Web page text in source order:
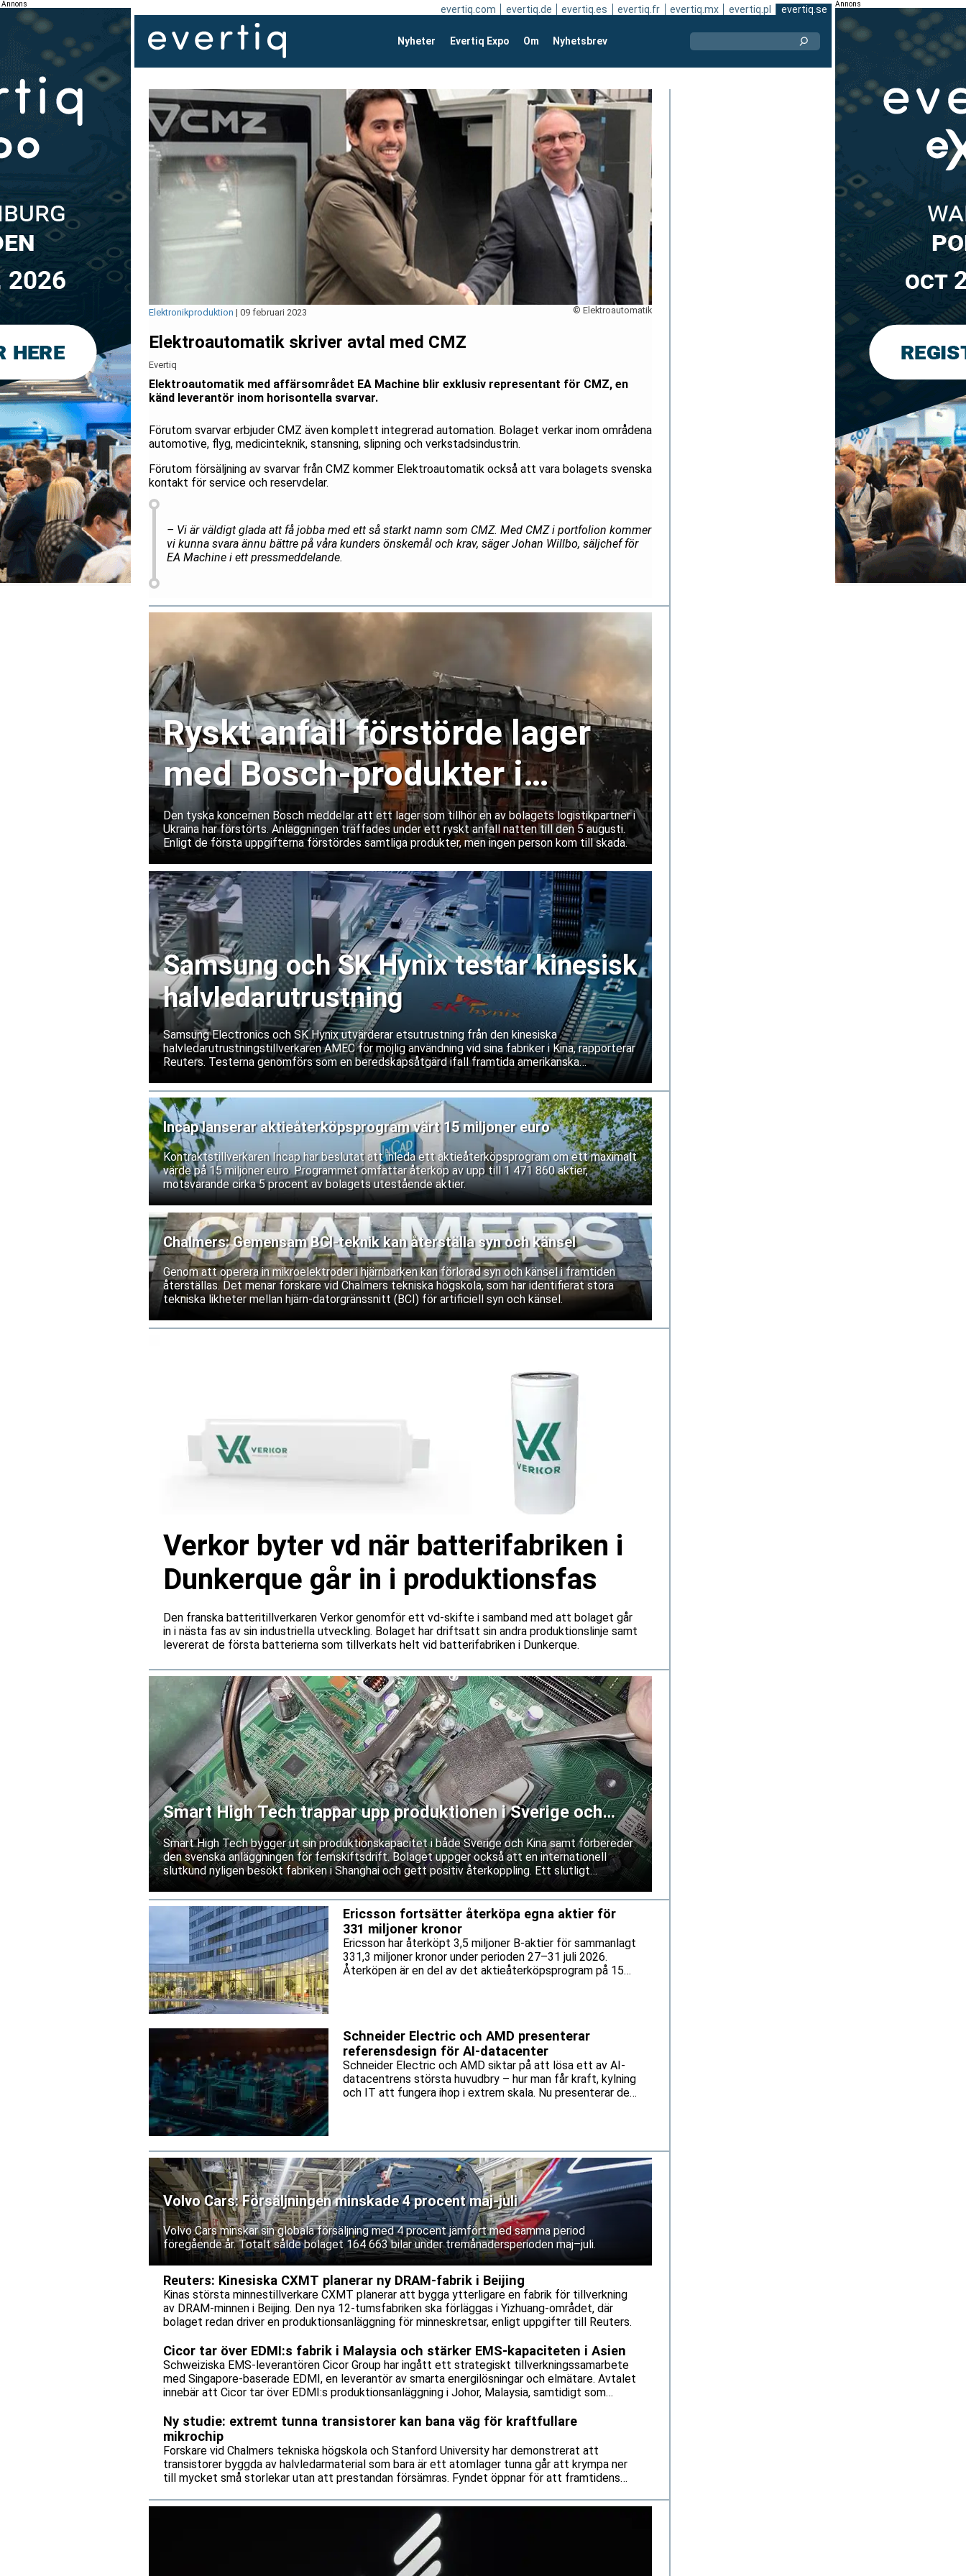
Annons evertiq.com evertiq.de evertiq.es evertiq.fr evertiq.mx evertiq.pl evertiq.se
Nyheter Evertiq Expo Om Nyhetsbrev
© Elektroautomatik
Elektronikproduktion | 09 februari 2023
Elektroautomatik skriver avtal med CMZ
Evertiq
Elektroautomatik med affärsområdet EA Machine blir exklusiv representant för CMZ, en
känd leverantör inom horisontella svarvar.
Förutom svarvar erbjuder CMZ även komplett integrerad automation. Bolaget verkar inom områdena
automotive, flyg, medicinteknik, stansning, slipning och verkstadsindustrin.
Förutom försäljning av svarvar från CMZ kommer Elektroautomatik också att vara bolagets svenska
kontakt för service och reservdelar.
– Vi är väldigt glada att få jobba med ett så starkt namn som CMZ. Med CMZ i portfolion kommer
vi kunna svara ännu bättre på våra kunders önskemål och krav, säger Johan Willbo, säljchef för
EA Machine i ett pressmeddelande.
Ryskt anfall förstörde lager
med Bosch-produkter i
Ukraina
Den tyska koncernen Bosch meddelar att ett lager som tillhör en av bolagets logistikpartner i
Ukraina har förstörts. Anläggningen träffades under ett ryskt anfall natten till den 5 augusti.
Enligt de första uppgifterna förstördes samtliga produkter, men ingen person kom till skada.
Samsung och SK Hynix testar kinesisk
halvledarutrustning
Samsung Electronics och SK Hynix utvärderar etsutrustning från den kinesiska
halvledarutrustningstillverkaren AMEC för möjlig användning vid sina fabriker i Kina, rapporterar
Reuters. Testerna genomförs som en beredskapsåtgärd ifall framtida amerikanska
exportrestriktioner skulle försvåra service och underhåll av västerländsk utrustning. Båda
bolagen tillbakavisar dock uppgifterna.
Incap lanserar aktieåterköpsprogram värt 15 miljoner euro
Kontraktstillverkaren Incap har beslutat att inleda ett aktieåterköpsprogram om ett maximalt
värde på 15 miljoner euro. Programmet omfattar återköp av upp till 1 471 860 aktier,
motsvarande cirka 5 procent av bolagets utestående aktier.
Chalmers: Gemensam BCI-teknik kan återställa syn och känsel
Genom att operera in mikroelektroder i hjärnbarken kan förlorad syn och känsel i framtiden
återställas. Det menar forskare vid Chalmers tekniska högskola, som har identifierat stora
tekniska likheter mellan hjärn-datorgränssnitt (BCI) för artificiell syn och känsel.
Verkor byter vd när batterifabriken i
Dunkerque går in i produktionsfas
Den franska batteritillverkaren Verkor genomför ett vd-skifte i samband med att bolaget går
in i nästa fas av sin industriella utveckling. Bolaget har driftsatt sin andra produktionslinje samt
levererat de första batterierna som tillverkats helt vid batterifabriken i Dunkerque.
Smart High Tech trappar upp produktionen i Sverige och
Kina
Smart High Tech bygger ut sin produktionskapacitet i både Sverige och Kina samt förbereder
den svenska anläggningen för femskiftsdrift. Bolaget uppger också att en internationell
slutkund nyligen besökt fabriken i Shanghai och gett positiv återkoppling. Ett slutligt
leverantörsgodkännande inväntas dock fortfarande.
Ericsson fortsätter återköpa egna aktier för
331 miljoner kronor
Ericsson har återköpt 3,5 miljoner B-aktier för sammanlagt
331,3 miljoner kronor under perioden 27–31 juli 2026.
Återköpen är en del av det aktieåterköpsprogram på 15
Schneider Electric och AMD presenterar
referensdesign för AI-datacenter
Schneider Electric och AMD siktar på att lösa ett av AI-
datacentrens största huvudbry – hur man får kraft, kylning
och IT att fungera ihop i extrem skala. Nu presenterar de
Volvo Cars: Försäljningen minskade 4 procent maj-juli
Volvo Cars minskar sin globala försäljning med 4 procent jämfört med samma period
föregående år. Totalt sålde bolaget 164 663 bilar under tremånadersperioden maj–juli.
Reuters: Kinesiska CXMT planerar ny DRAM-fabrik i Beijing
Kinas största minnestillverkare CXMT planerar att bygga ytterligare en fabrik för tillverkning
av DRAM-minnen i Beijing. Den nya 12-tumsfabriken ska förläggas i Yizhuang-området, där
bolaget redan driver en produktionsanläggning för minneskretsar, enligt uppgifter till Reuters.
Cicor tar över EDMI:s fabrik i Malaysia och stärker EMS-kapaciteten i Asien
Schweiziska EMS-leverantören Cicor Group har ingått ett strategiskt tillverkningssamarbete
med Singapore-baserade EDMI, en leverantör av smarta energilösningar och elmätare. Avtalet
innebär att Cicor tar över EDMI:s produktionsanläggning i Johor, Malaysia, samtidigt som
Ny studie: extremt tunna transistorer kan bana väg för kraftfullare
mikrochip
Forskare vid Chalmers tekniska högskola och Stanford University har demonstrerat att
transistorer byggda av halvledarmaterial som bara är ett atomlager tunna går att krympa ner
till mycket små storlekar utan att prestandan försämras. Fyndet öppnar för att framtidens
av.
Annons